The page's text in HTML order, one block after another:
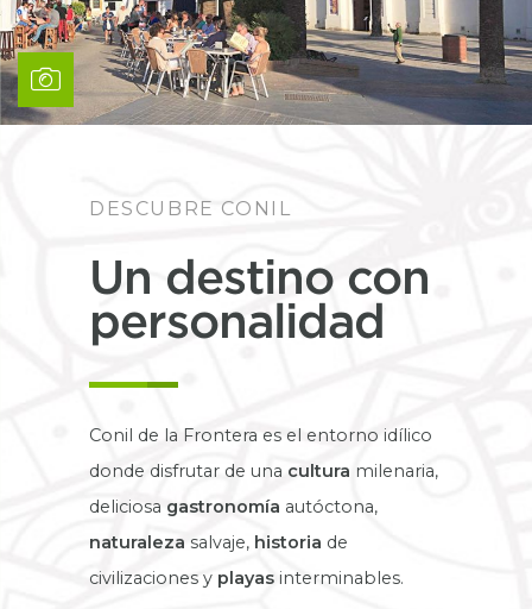
DESCUBRE CONIL
Un destino con
personalidad
Conil de la Frontera es el entorno idílico
donde disfrutar de una cultura milenaria,
deliciosa gastronomía autóctona,
naturaleza salvaje, historia de
civilizaciones y playas interminables.